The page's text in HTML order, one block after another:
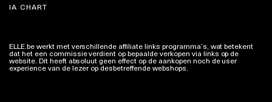
IA CHART
ELLE.be werkt met verschillende affiliate links programma’s, wat betekent
dat het een commissie verdient op bepaalde verkopen via links op de
website. Dit heeft absoluut geen effect op de aankopen noch de user
experience van de lezer op desbetreffende webshops.